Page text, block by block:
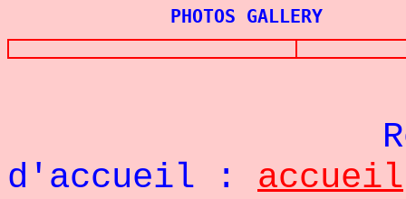
PHOTOS GALLERY
d'accueil : accueil